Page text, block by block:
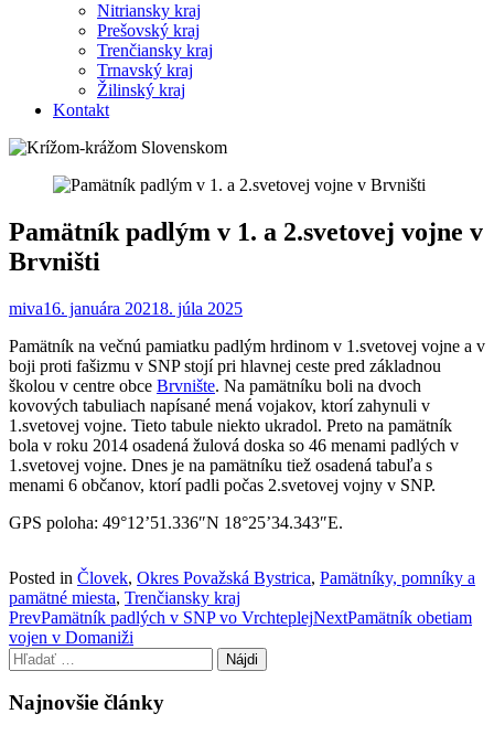
Nitriansky kraj
Prešovský kraj
Trenčiansky kraj
Trnavský kraj
Žilinský kraj
Kontakt
Pamätník padlým v 1. a 2.svetovej vojne v
Brvništi
miva16. januára 20218. júla 2025
Pamätník na večnú pamiatku padlým hrdinom v 1.svetovej vojne a v
boji proti fašizmu v SNP stojí pri hlavnej ceste pred základnou
školou v centre obce Brvnište. Na pamätníku boli na dvoch
kovových tabuliach napísané mená vojakov, ktorí zahynuli v
1.svetovej vojne. Tieto tabule niekto ukradol. Preto na pamätník
bola v roku 2014 osadená žulová doska so 46 menami padlých v
1.svetovej vojne. Dnes je na pamätníku tiež osadená tabuľa s
menami 6 občanov, ktorí padli počas 2.svetovej vojny v SNP.
GPS poloha: 49°12’51.336″N 18°25’34.343″E.
Posted in Človek, Okres Považská Bystrica, Pamätníky, pomníky a
pamätné miesta, Trenčiansky kraj
Post
navigation
PrevPamätník padlých v SNP vo VrchteplejNextPamätník obetiam
vojen v Domaniži
Hľadať:
Najnovšie články